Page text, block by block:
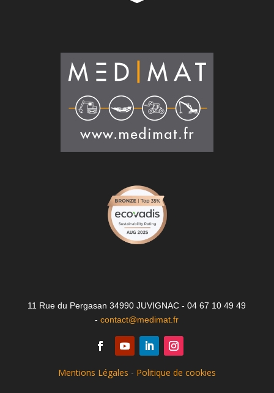
11 Rue du Pergasan 34990 JUVIGNAC - 04 67 10 49 49
-contact@medimat.fr
Mentions Légales - Politique de cookies